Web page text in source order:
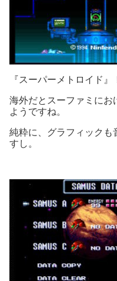
『スーパーメトロイド』
海外だとスーファミにお
ようですね。
純粋に、グラフィックも
すし。